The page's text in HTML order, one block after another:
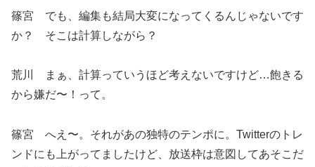
篠宮 でも、編集も結局大変になってくるんじゃないです
か？ そこは計算しながら？
荒川 まぁ、計算っていうほど考えないですけど…飽きる
から嫌だ〜！って。
篠宮 へえ〜。それがあの独特のテンポに。Twitterのトレ
ンドにも上がってましたけど、放送枠は意図してあそこだ